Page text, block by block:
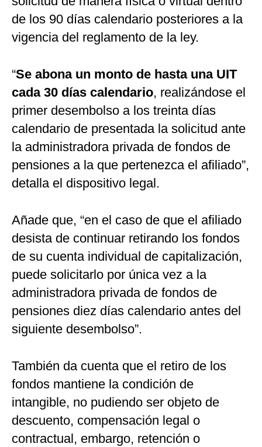
de los 90 días calendario posteriores a la
vigencia del reglamento de la ley.
“Se abona un monto de hasta una UIT
cada 30 días calendario, realizándose el
primer desembolso a los treinta días
calendario de presentada la solicitud ante
la administradora privada de fondos de
pensiones a la que pertenezca el afiliado”,
detalla el dispositivo legal.
Añade que, “en el caso de que el afiliado
desista de continuar retirando los fondos
de su cuenta individual de capitalización,
puede solicitarlo por única vez a la
administradora privada de fondos de
pensiones diez días calendario antes del
siguiente desembolso”.
También da cuenta que el retiro de los
fondos mantiene la condición de
intangible, no pudiendo ser objeto de
descuento, compensación legal o
contractual, embargo, retención o